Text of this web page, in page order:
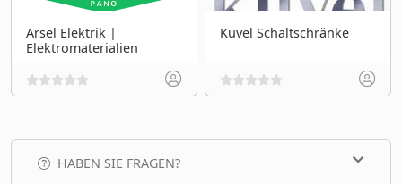
Arsel Elektrik |
Elektromaterialien
Kuvel Schaltschränke
HABEN SIE FRAGEN?